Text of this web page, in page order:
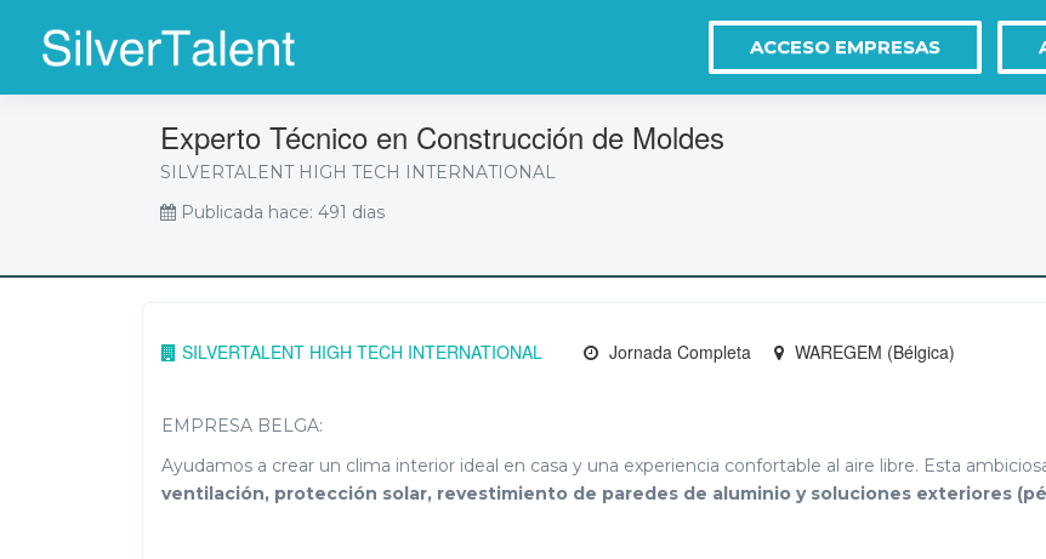
ACCESO EMPRESAS
Experto Técnico en Construcción de Moldes
SILVERTALENT HIGH TECH INTERNATIONAL
Publicada hace: 491 dias
SILVERTALENT HIGH TECH INTERNATIONAL Jornada Completa WAREGEM (Bélgica)
EMPRESA BELGA:
Ayudamos a crear un clima interior ideal en casa y una experiencia confortable al aire libre. Esta
ventilación, protección solar, revestimiento de paredes de aluminio y soluciones exteriores